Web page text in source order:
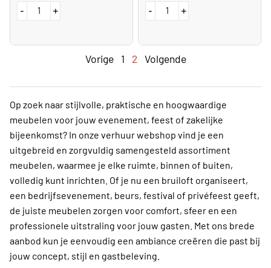
- + - +
Vorige 1 2 Volgende
Op zoek naar stijlvolle, praktische en hoogwaardige
meubelen voor jouw evenement, feest of zakelijke
bijeenkomst? In onze verhuur webshop vind je een
uitgebreid en zorgvuldig samengesteld assortiment
meubelen, waarmee je elke ruimte, binnen of buiten,
volledig kunt inrichten. Of je nu een bruiloft organiseert,
een bedrijfsevenement, beurs, festival of privéfeest geeft,
de juiste meubelen zorgen voor comfort, sfeer en een
professionele uitstraling voor jouw gasten. Met ons brede
aanbod kun je eenvoudig een ambiance creëren die past bij
jouw concept, stijl en gastbeleving.